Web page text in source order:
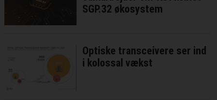
SGP.32 økosystem
Optiske transceivere ser ind
i kolossal vækst